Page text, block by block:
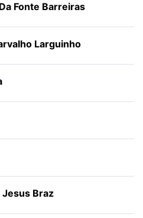
Fonte Barreiras
Larguinho
Jesus Braz